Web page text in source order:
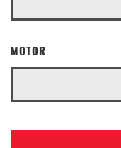
MOTOR